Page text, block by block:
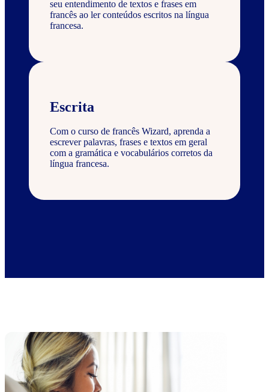
seu entendimento de textos e frases em
francês ao ler conteúdos escritos na língua
francesa.
Escrita
Com o curso de francês Wizard, aprenda a
escrever palavras, frases e textos em geral
com a gramática e vocabulários corretos da
língua francesa.